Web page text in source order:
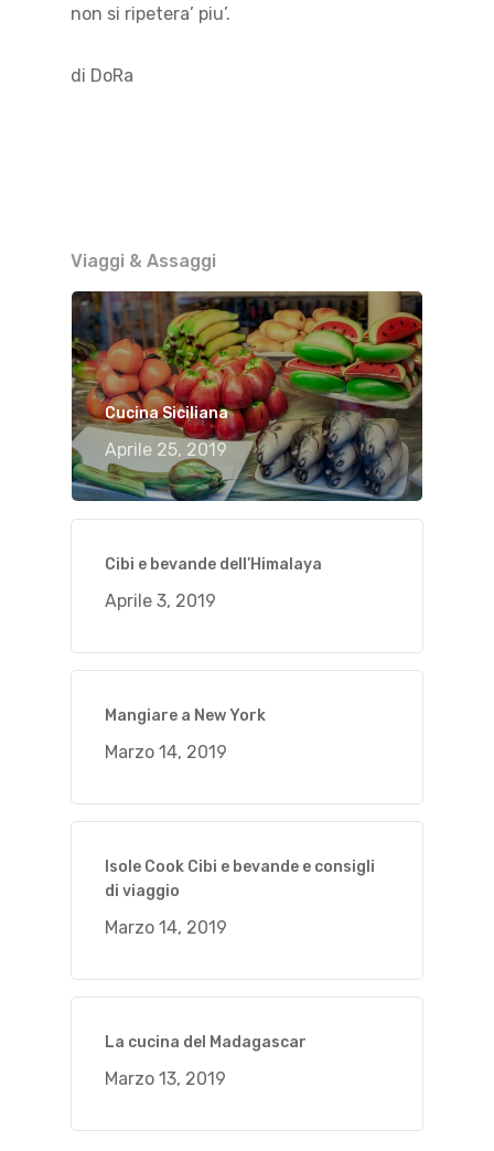
non si ripetera’ piu’.
di DoRa
Viaggi & Assaggi
Cucina Siciliana
Aprile 25, 2019
Cibi e bevande dell’Himalaya
Aprile 3, 2019
Mangiare a New York
Marzo 14, 2019
Isole Cook Cibi e bevande e consigli
di viaggio
Marzo 14, 2019
La cucina del Madagascar
Marzo 13, 2019